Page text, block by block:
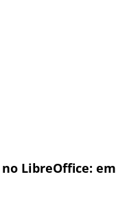
LibreOffice: em